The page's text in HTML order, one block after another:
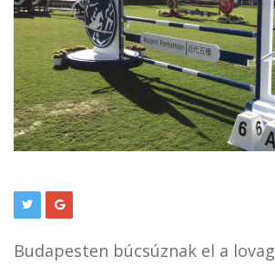
Budapesten búcsúznak el a